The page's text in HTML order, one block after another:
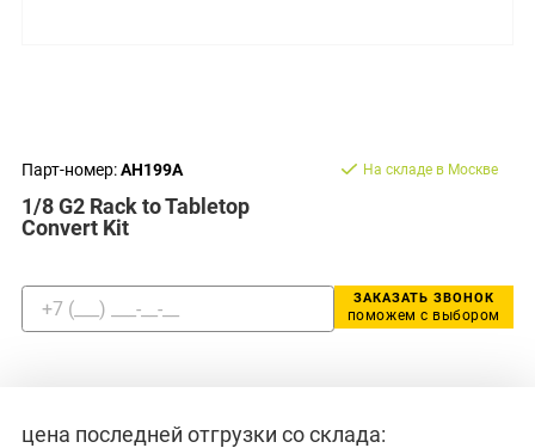
Парт-номер:AH199A
1/8 G2 Rack to Tabletop
Convert Kit
На складе в Москве
ЗАКАЗАТЬ ЗВОНОК
поможем с выбором
цена последней отгрузки со склада: